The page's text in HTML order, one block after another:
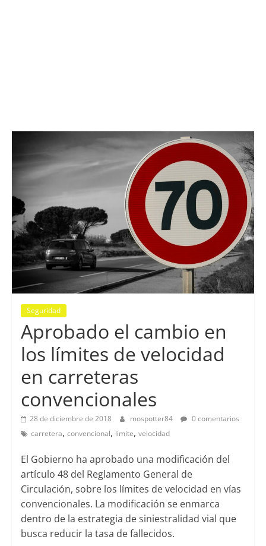
Seguridad
Aprobado el cambio en
los límites de velocidad
en carreteras
convencionales
28 de diciembre de 2018 mospotter84
0 comentarios
carretera, convencional, limite, velocidad
El Gobierno ha aprobado una modificación del
artículo 48 del Reglamento General de
Circulación, sobre los límites de velocidad en vías
convencionales. La modificación se enmarca
dentro de la estrategia de siniestralidad vial que
busca reducir la tasa de fallecidos.